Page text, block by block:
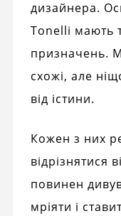
дизайнера.
Tonelli мають
призначень.
схожі, але
від істини.
Кожен з них
відрізнятися
повинен
мріяти і